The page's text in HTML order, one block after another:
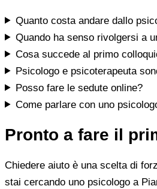
Quanto costa andare dallo
Quando ha senso rivolgersi a
Cosa succede al primo
Psicologo e psicoterapeuta
Posso fare le sedute online?
Come parlare con uno
Pronto a fare il
Chiedere aiuto è una scelta di
stai cercando uno psicologo a